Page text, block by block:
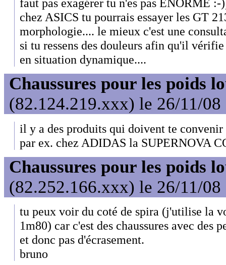
chez ASICS tu pourrais essayer les GT
morphologie.... le mieux c'est une
si tu ressens des douleurs afin qu'il
en situation dynamique....
Chaussures pour les poids
(82.124.219.xxx) le 26/11/08
il y a des produits qui doivent te convenir
par ex. chez ADIDAS la SUPERNOVA
Chaussures pour les poids
(82.252.166.xxx) le 26/11/08
tu peux voir du coté de spira (j'utilise la
1m80) car c'est des chaussures avec des
et donc pas d'écrasement.
bruno